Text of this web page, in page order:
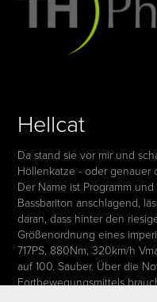
Hellcat
Da stand sie vor mir und
Höllenkatze - oder genauer
Der Name ist Programm
Bassbariton anschlagend,
daran, dass hinter den
Größenordnung eines
717PS, 880Nm, 320km/h
auf 100. Sauber. Über die
Fortbewegungsmittels